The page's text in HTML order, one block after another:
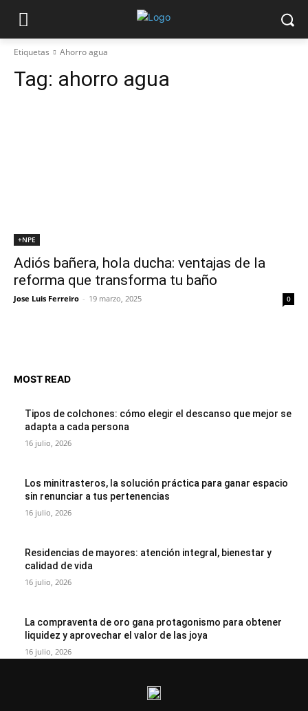
Etiquetas Ahorro agua
Tag: ahorro agua
+NPE
Adiós bañera, hola ducha: ventajas de la
reforma que transforma tu baño
Jose Luis Ferreiro - 19 marzo, 2025 0
MOST READ
Tipos de colchones: cómo elegir el descanso que mejor se
adapta a cada persona
16 julio, 2026
Los minitrasteros, la solución práctica para ganar espacio
sin renunciar a tus pertenencias
16 julio, 2026
Residencias de mayores: atención integral, bienestar y
calidad de vida
16 julio, 2026
La compraventa de oro gana protagonismo para obtener
liquidez y aprovechar el valor de las joya
16 julio, 2026